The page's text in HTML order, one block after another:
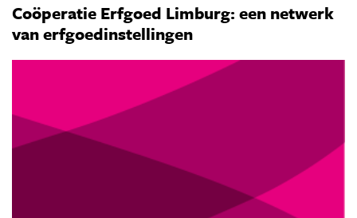
Coöperatie Erfgoed Limburg: een netwerk
van erfgoedinstellingen